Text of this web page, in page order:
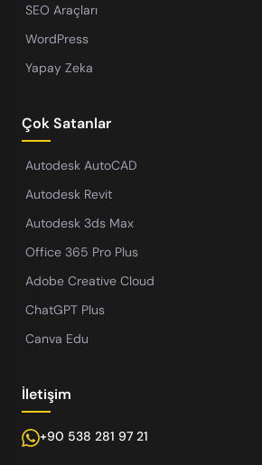
SEO Araçları
WordPress
Yapay Zeka
Çok Satanlar
Autodesk AutoCAD
Autodesk Revit
Autodesk 3ds Max
Office 365 Pro Plus
Adobe Creative Cloud
ChatGPT Plus
Canva Edu
İletişim
+90 538 281 97 21